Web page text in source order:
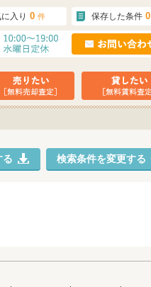
入り 0 件 保存した条件 0
検索条件を変更する
る